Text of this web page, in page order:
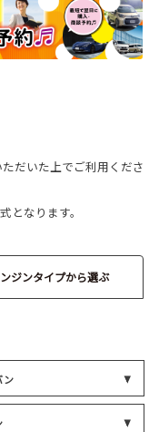
だいた上でご利用くださ
となります。
ジンタイプから選ぶ
ン